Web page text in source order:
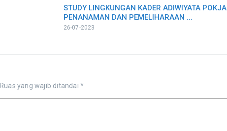
STUDY LINGKUNGAN KADER ADIWIYATA POKJA
PENANAMAN DAN PEMELIHARAAN ...
26-07-2023
Ruas yang wajib ditandai*